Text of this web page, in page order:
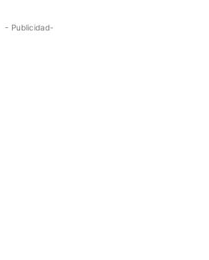
- Publicidad-